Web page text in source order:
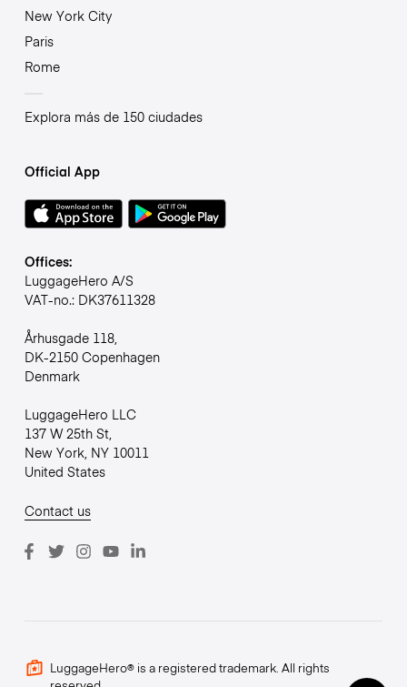
New York City
Paris
Rome
Explora más de 150 ciudades
Official App
Offices:
LuggageHero A/S
VAT-no.: DK37611328
Århusgade 118,
DK-2150 Copenhagen
Denmark
LuggageHero LLC
137 W 25th St,
New York, NY 10011
United States
Contact us
LuggageHero® is a registered trademark. All rights